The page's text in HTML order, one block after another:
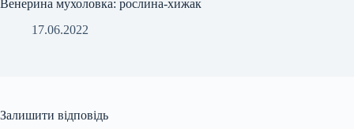
Венерина мухоловка: рослина-хижак
17.06.2022
Залишити відповідь